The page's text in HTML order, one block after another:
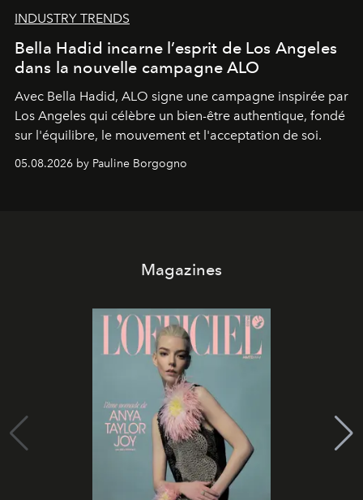
INDUSTRY TRENDS
Bella Hadid incarne l’esprit de Los Angeles
dans la nouvelle campagne ALO
Avec Bella Hadid, ALO signe une campagne inspirée par
Los Angeles qui célèbre un bien-être authentique, fondé
sur l'équilibre, le mouvement et l'acceptation de soi.
05.08.2026 by Pauline Borgogno
Magazines